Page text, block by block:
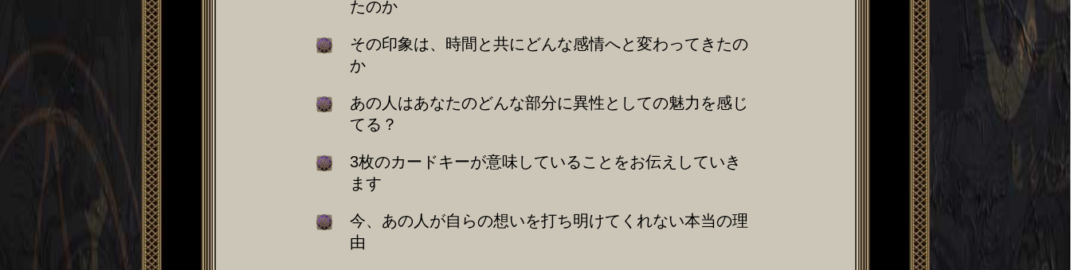
たのか
その印象は、時間と共にどんな感情へと変わってきたの
か
あの人はあなたのどんな部分に異性としての魅力を感じ
てる？
3枚のカードキーが意味していることをお伝えしていき
ます
今、あの人が自らの想いを打ち明けてくれない本当の理
由